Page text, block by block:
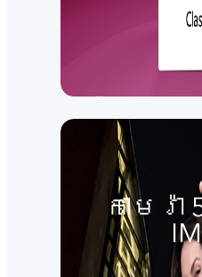
កាមេរ៉ា